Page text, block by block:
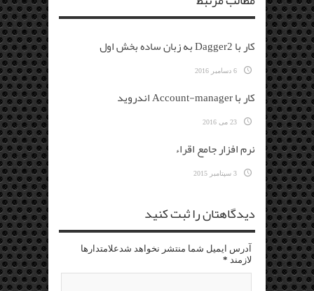
کار با Dagger2 به زبان ساده بخش اول
6 دسامبر 2016
کار با Account-manager اندروید
23 می 2016
نرم افزار جامع اقراء
3 سپتامبر 2015
دیدگاهتان را ثبت کنید
آدرس ایمیل شما منتشر نخواهد شدعلامتدارها
لازمند *